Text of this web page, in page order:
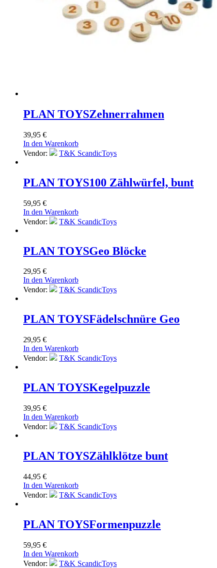
PLAN TOYSZehnerrahmen
39,95 €
In den Warenkorb
Vendor:
T&K ScandicToys
PLAN TOYS100 Zählwürfel, bunt
59,95 €
In den Warenkorb
Vendor:
T&K ScandicToys
PLAN TOYSGeo Blöcke
29,95 €
In den Warenkorb
Vendor:
T&K ScandicToys
PLAN TOYSFädelschnüre Geo
29,95 €
In den Warenkorb
Vendor:
T&K ScandicToys
PLAN TOYSKegelpuzzle
39,95 €
In den Warenkorb
Vendor:
T&K ScandicToys
PLAN TOYSZählklötze bunt
44,95 €
In den Warenkorb
Vendor:
T&K ScandicToys
PLAN TOYSFormenpuzzle
59,95 €
In den Warenkorb
Vendor:
T&K ScandicToys